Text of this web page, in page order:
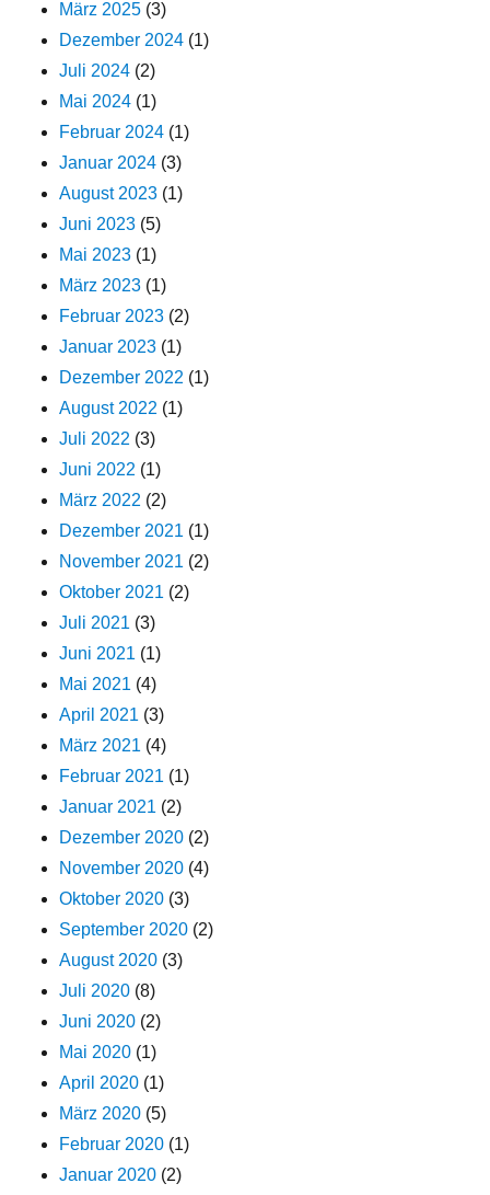
März 2025 (3)
Dezember 2024 (1)
Juli 2024 (2)
Mai 2024 (1)
Februar 2024 (1)
Januar 2024 (3)
August 2023 (1)
Juni 2023 (5)
Mai 2023 (1)
März 2023 (1)
Februar 2023 (2)
Januar 2023 (1)
Dezember 2022 (1)
August 2022 (1)
Juli 2022 (3)
Juni 2022 (1)
März 2022 (2)
Dezember 2021 (1)
November 2021 (2)
Oktober 2021 (2)
Juli 2021 (3)
Juni 2021 (1)
Mai 2021 (4)
April 2021 (3)
März 2021 (4)
Februar 2021 (1)
Januar 2021 (2)
Dezember 2020 (2)
November 2020 (4)
Oktober 2020 (3)
September 2020 (2)
August 2020 (3)
Juli 2020 (8)
Juni 2020 (2)
Mai 2020 (1)
April 2020 (1)
März 2020 (5)
Februar 2020 (1)
Januar 2020 (2)